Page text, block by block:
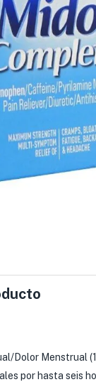
Dolor Menstrual
por hasta seis